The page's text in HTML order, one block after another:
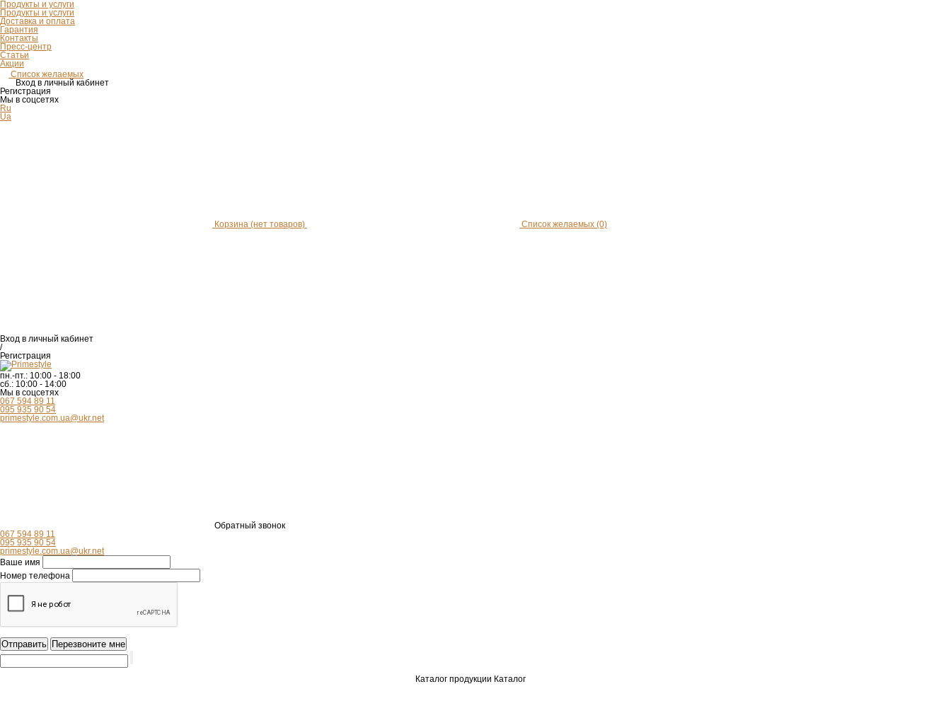
Продукты и услуги
Продукты и услуги
Доставка и оплата
Гарантия
Контакты
Пресс-центр
Статьи
Акции
Список желаемых
Вход в личный кабинет
Регистрация
Мы в соцсетях
Ru
Ua
Корзина (нет товаров) Список желаемых (0)
Вход в личный кабинет
/
Регистрация
пн.-пт.: 10:00 - 18:00
сб.: 10:00 - 14:00
Мы в соцсетях
067 594 89 11
095 935 90 54
primestyle.com.ua@ukr.net
Обратный звонок
067 594 89 11
095 935 90 54
primestyle.com.ua@ukr.net
Ваше имя
Номер телефона
Каталог продукции Каталог